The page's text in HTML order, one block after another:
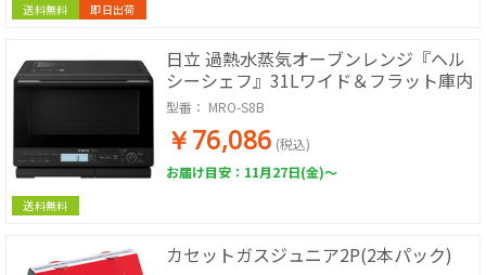
送料無料 即日出荷
送料無料
日立 過熱水蒸気オーブンレンジ『ヘル
シーシェフ』31Lワイド＆フラット庫内
型番： MRO-S8B
￥76,086 (税込)
お届け目安：11月27日(金)～
カセットガスジュニア2P(2本パック)